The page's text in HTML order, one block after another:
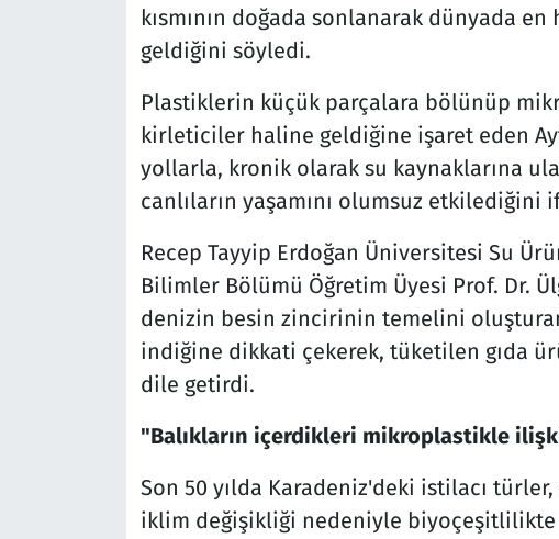
kısmının doğada sonlanarak dünyada
geldiğini söyledi.
Plastiklerin küçük parçalara bölünüp
kirleticiler haline geldiğine işaret eden
yollarla, kronik olarak su kaynaklarına
canlıların yaşamını olumsuz etkilediğini
Recep Tayyip Erdoğan Üniversitesi Su
Bilimler Bölümü Öğretim Üyesi Prof. Dr.
denizin besin zincirinin temelini
indiğine dikkati çekerek, tüketilen gıda
dile getirdi.
"Balıkların içerdikleri mikroplastikle
Son 50 yılda Karadeniz'deki istilacı türler,
iklim değişikliği nedeniyle biyoçeşitlilikte